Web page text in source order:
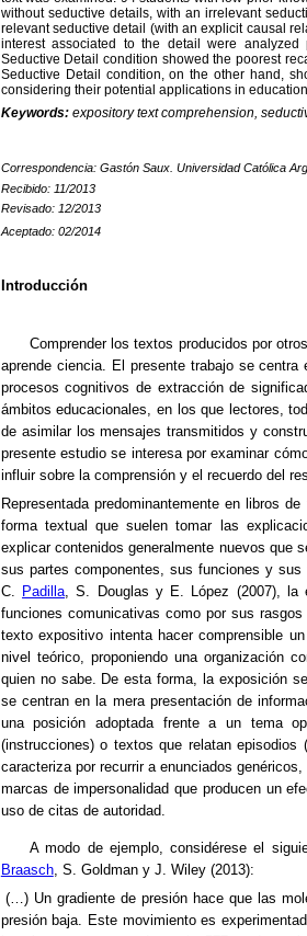
without seductive details, with an irrelevant
relevant seductive detail (with an explicit causal
interest associated to the detail were
Seductive Detail condition showed the poorest
Seductive Detail condition, on the other hand,
considering their potential applications in
Keywords: expository text comprehension,
Correspondencia: Gastón Saux. Universidad Católica
Recibido: 11/2013
Revisado: 12/2013
Aceptado: 02/2014
Introducción
Comprender los textos producidos por
aprende ciencia. El presente trabajo se
procesos cognitivos de extracción de
ámbitos educacionales, en los que lectores,
de asimilar los mensajes transmitidos y
presente estudio se interesa por examinar
influir sobre la comprensión y el recuerdo del
Representada predominantemente en libros
forma textual que suelen tomar las
explicar contenidos generalmente nuevos que
sus partes componentes, sus funciones y
C. Padilla, S. Douglas y E. López (2007), la
funciones comunicativas como por sus
texto expositivo intenta hacer comprensible
nivel teórico, proponiendo una organización
quien no sabe. De esta forma, la exposición
se centran en la mera presentación de
una posición adoptada frente a un tema
(instrucciones) o textos que relatan
caracteriza por recurrir a enunciados
marcas de impersonalidad que producen un
uso de citas de autoridad.
A modo de ejemplo, considérese el
Braasch, S. Goldman y J. Wiley (2013):
(…) Un gradiente de presión hace que las
presión baja. Este movimiento es